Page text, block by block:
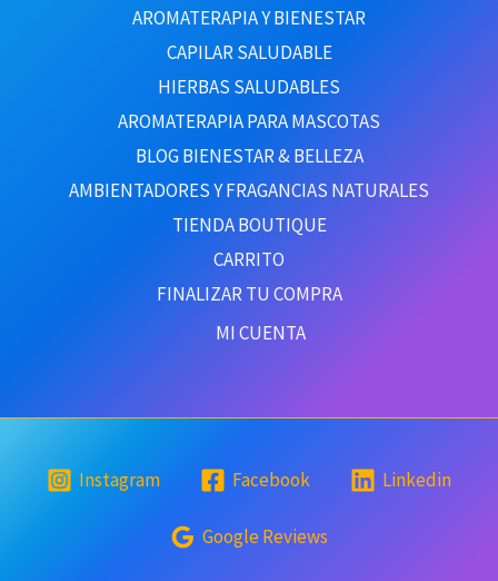
AROMATERAPIA Y BIENESTAR
CAPILAR SALUDABLE
HIERBAS SALUDABLES
AROMATERAPIA PARA MASCOTAS
BLOG BIENESTAR & BELLEZA
AMBIENTADORES Y FRAGANCIAS NATURALES
TIENDA BOUTIQUE
CARRITO
FINALIZAR TU COMPRA
MI CUENTA
Instagram Facebook Linkedin
Google Reviews